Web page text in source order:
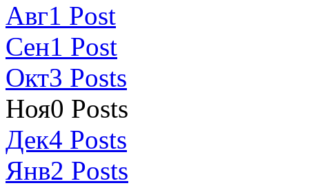
Авг1 Post
Сен1 Post
Окт3 Posts
Ноя0 Posts
Дек4 Posts
Янв2 Posts